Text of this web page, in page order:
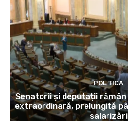
POLITICA
Senatorii și deputații rămân
extraordinară, prelungită